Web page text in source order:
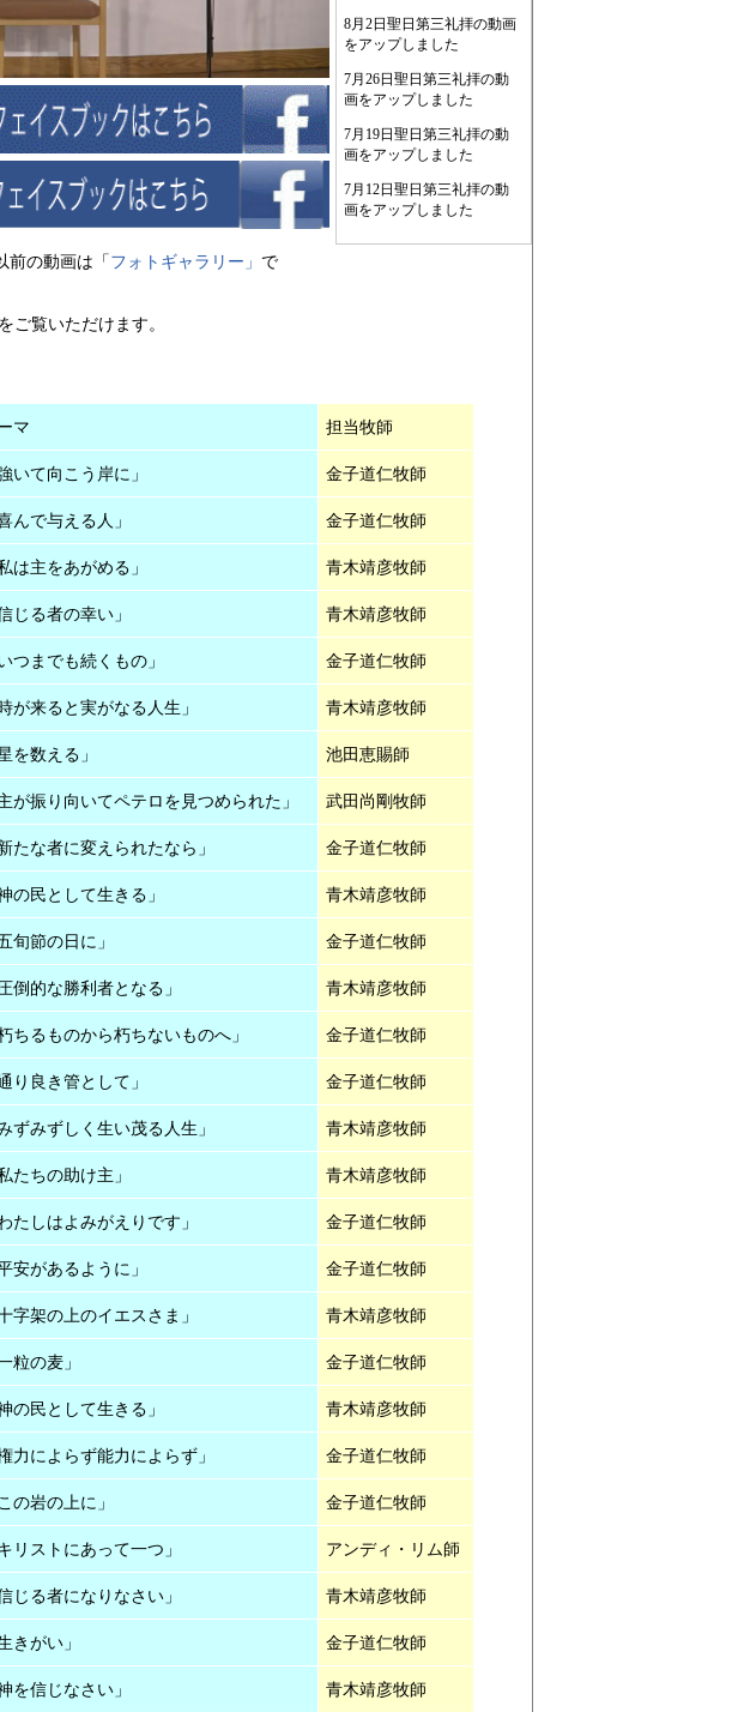
前の動画は「フォトギャラリー」 で
ご覧いただけます。
マ 担当牧師
強いて向こう岸に」 金子道仁牧師
喜んで与える人」 金子道仁牧師
私は主をあがめる」 青木靖彦牧師
信じる者の幸い」 青木靖彦牧師
いつまでも続くもの」 金子道仁牧師
時が来ると実がなる人生」 青木靖彦牧師
星を数える」 池田恵賜師
主が振り向いてペテロを見つめられた」 武田尚剛牧師
新たな者に変えられたなら」 金子道仁牧師
神の民として生きる」 青木靖彦牧師
五旬節の日に」 金子道仁牧師
圧倒的な勝利者となる」 青木靖彦牧師
朽ちるものから朽ちないものへ」 金子道仁牧師
通り良き管として」 金子道仁牧師
みずみずしく生い茂る人生」 青木靖彦牧師
私たちの助け主」 青木靖彦牧師
わたしはよみがえりです」 金子道仁牧師
平安があるように」 金子道仁牧師
十字架の上のイエスさま」 青木靖彦牧師
粒の麦」 金子道仁牧師
神の民として生きる」 青木靖彦牧師
権力によらず能力によらず」 金子道仁牧師
この岩の上に」 金子道仁牧師
キリストにあって一つ」 アンディ・リム師
信じる者になりなさい」 青木靖彦牧師
きがい」 金子道仁牧師
神を信じなさい」 青木靖彦牧師
8月2日聖日第三礼拝の動画
をアップしました
7月26日聖日第三礼拝の動
画をアップしました
7月19日聖日第三礼拝の動
画をアップしました
7月12日聖日第三礼拝の動
画をアップしました